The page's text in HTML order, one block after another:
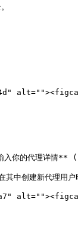
你的代理详情
其中创建新